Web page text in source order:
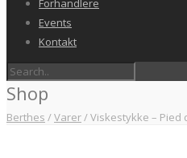
Forhandlere
Events
Kontakt
Shop
Berthes /Varer/Viskestykke – Pied